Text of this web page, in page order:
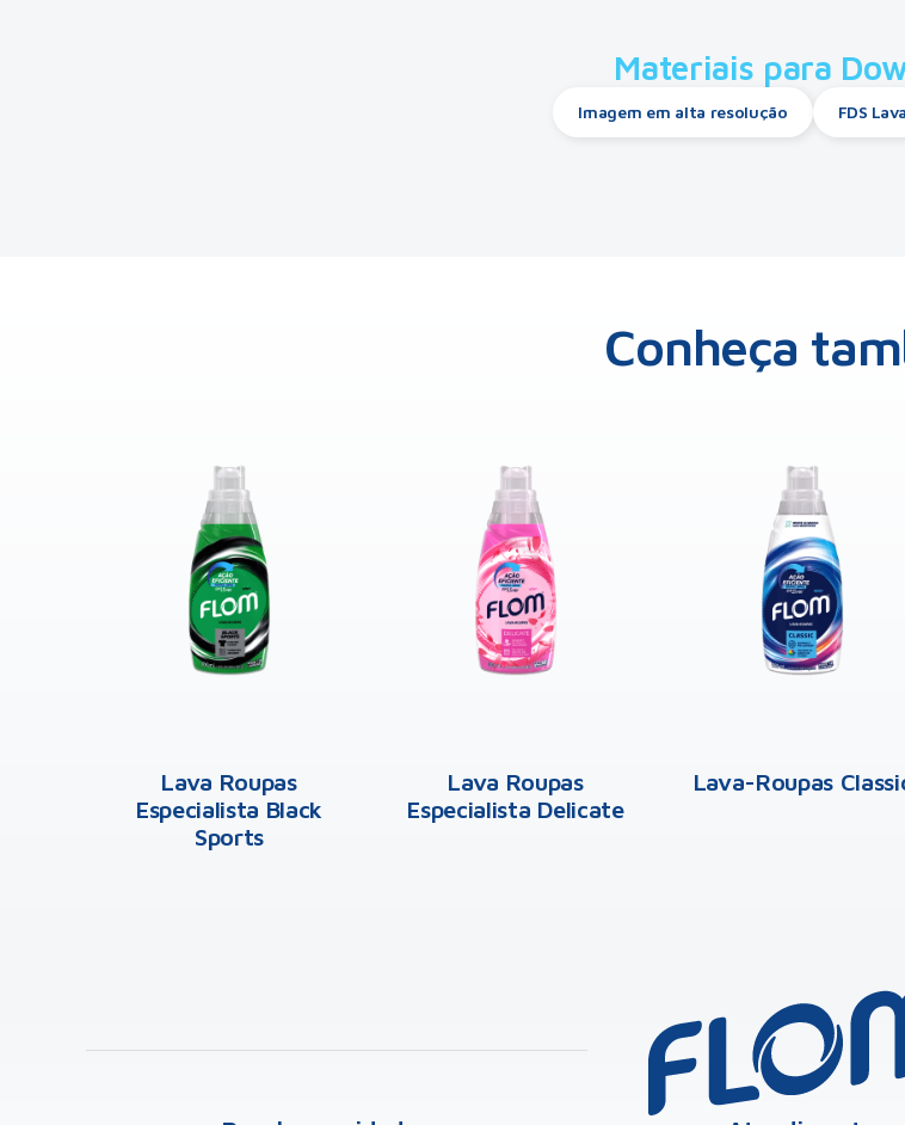
Materiais para
Imagem em alta resolução FDS
Conheça
Lava Roupas
Especialista Black
Sports
Lava Roupas
Especialista Delicate
Lava-Roupas